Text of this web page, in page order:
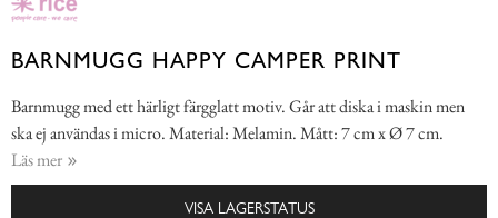
BARNMUGG HAPPY CAMPER PRINT
Barnmugg med ett härligt färgglatt motiv. Går att diska i maskin men
ska ej användas i micro. Material: Melamin. Mått: 7 cm x Ø 7 cm.
Läs mer
VISA LAGERSTATUS